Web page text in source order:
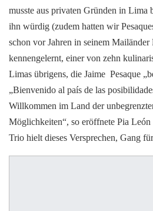
musste aus privaten Gründen in Lima
ihn würdig (zudem hatten wir
schon vor Jahren in seinem Mailänder
kennengelernt, einer von zehn
Limas übrigens, die Jaime Pesaque
„Bienvenido al país de las
Willkommen im Land der
Möglichkeiten“, so eröffnete Pia León
Trio hielt dieses Versprechen, Gang